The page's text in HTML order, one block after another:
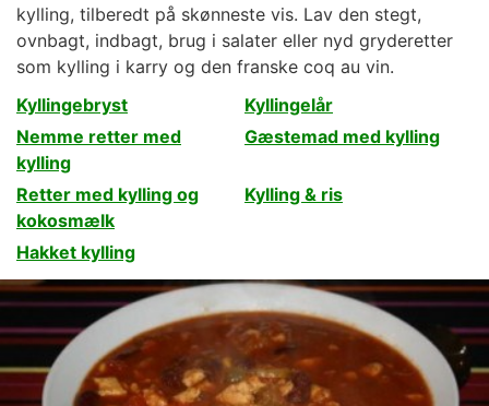
kylling, tilberedt på skønneste vis. Lav den stegt,
ovnbagt, indbagt, brug i salater eller nyd gryderetter
som kylling i karry og den franske coq au vin.
Kyllingebryst
Nemme retter med
kylling
Kyllingelår
Gæstemad med kylling
Retter med kylling og
kokosmælk
Hakket kylling
Kylling & ris